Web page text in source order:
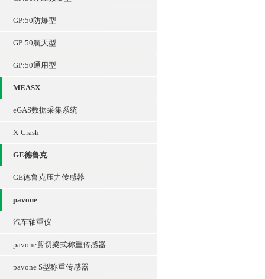
GP:50防爆型
GP:50航天型
GP:50通用型
MEASX
eGAS数据采集系统
X-Crash
GE德鲁克
GE德鲁克压力传感器
pavone
汽车轴重仪
pavone剪切梁式称重传感器
pavone S型称重传感器